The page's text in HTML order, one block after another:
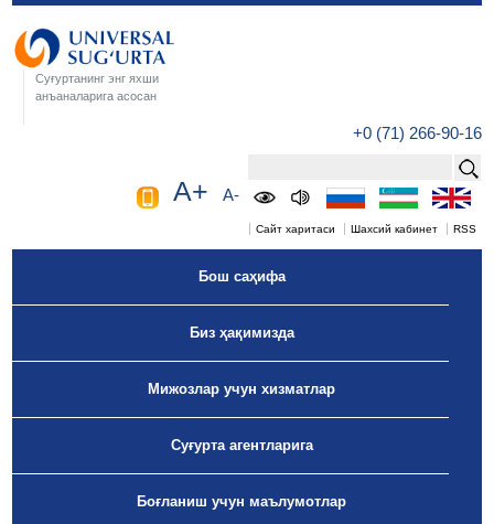
Суғуртанинг энг яхши
анъаналарига асосан
+0 (71) 266-90-16
A+ A-
Сайт харитаси Шахсий кабинет RSS
Бош саҳифа
Биз ҳақимизда
Мижозлар учун хизматлар
Суғурта агентларига
Боғланиш учун маълумотлар